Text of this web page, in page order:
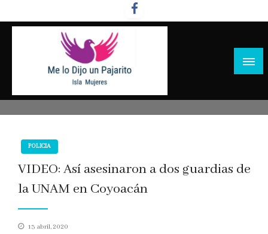
al
POLICIA
VIDEO: Así asesinaron a dos guardias de
la UNAM en Coyoacán
Publicado
13 abril, 2020